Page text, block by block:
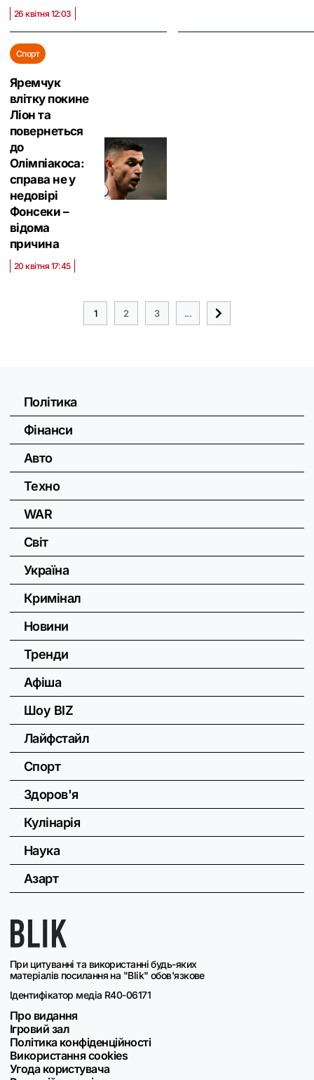
26 квітня 12:03
Спорт
Яремчук
влітку покине
Ліон та
повернеться
до
Олімпіакоса:
справа не у
недовірі
Фонсеки –
відома
причина
20 квітня 17:45
1 2 3 ...
При цитуванні та використанні будь-яких
матеріалів посилання на "Blik" обов'язкове
Ідентифікатор медіа R40-06171
Про видання
Ігровий зал
Політика конфіденційності
Використання cookies
Угода користувача
Політика
Фінанси
Авто
Техно
WAR
Світ
Україна
Кримінал
Новини
Тренди
Афіша
Шоу BIZ
Лайфстайл
Спорт
Здоров'я
Кулінарія
Наука
Азарт